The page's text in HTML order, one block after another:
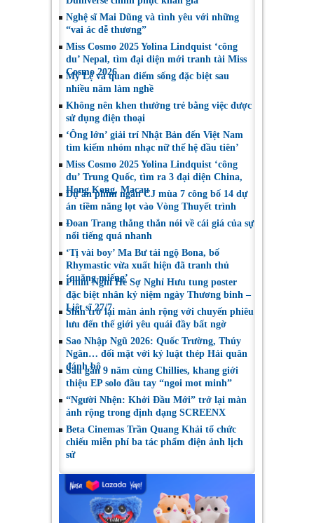
Việt Nam
Toronto 2026
Nghệ sĩ Mai Dũng và tình yêu với những
“vai ác dễ thương”
Miss Cosmo 2025 Yolina Lindquist ‘công
du’ Nepal, tìm đại diện mới tranh tài Miss
Cosmo 2026
Mỹ Lệ và quan điểm sống đặc biệt sau
nhiều năm làm nghề
Không nên khen thưởng trẻ bằng việc được
sử dụng điện thoại
‘Ông lớn’ giải trí Nhật Bản đến Việt Nam
tìm kiếm nhóm nhạc nữ thế hệ đầu tiên’
Miss Cosmo 2025 Yolina Lindquist ‘công
du’ Trung Quốc, tìm ra 3 đại diện China,
Hong Kong, Macau
Dự án phim ngắn CJ mùa 7 công bố 14 dự
án tiềm năng lọt vào Vòng Thuyết trình
Đoan Trang thẳng thắn nói về cái giá của sự
nổi tiếng quá nhanh
‘Tị vài boy’ Ma Bư tái ngộ Bona, bố
Rhymastic vừa xuất hiện đã tranh thủ
‘quăng miếng’
Phim Nghỉ Hè Sợ Nghỉ Hưu tung poster
đặc biệt nhân kỷ niệm ngày Thương binh –
Liệt sĩ 27/7
Shin trở lại màn ảnh rộng với chuyến phiêu
lưu đến thế giới yêu quái đầy bất ngờ
Sao Nhập Ngũ 2026: Quốc Trường, Thúy
Ngân… đối mặt với kỷ luật thép Hải quân
đánh bộ
Sau gần 9 năm cùng Chillies, khang giới
thiệu EP solo đầu tay “ngoi mot minh”
“Người Nhện: Khởi Đầu Mới” trở lại màn
ảnh rộng trong định dạng SCREENX
Beta Cinemas Trần Quang Khải tổ chức
chiếu miễn phí ba tác phẩm điện ảnh lịch
sử